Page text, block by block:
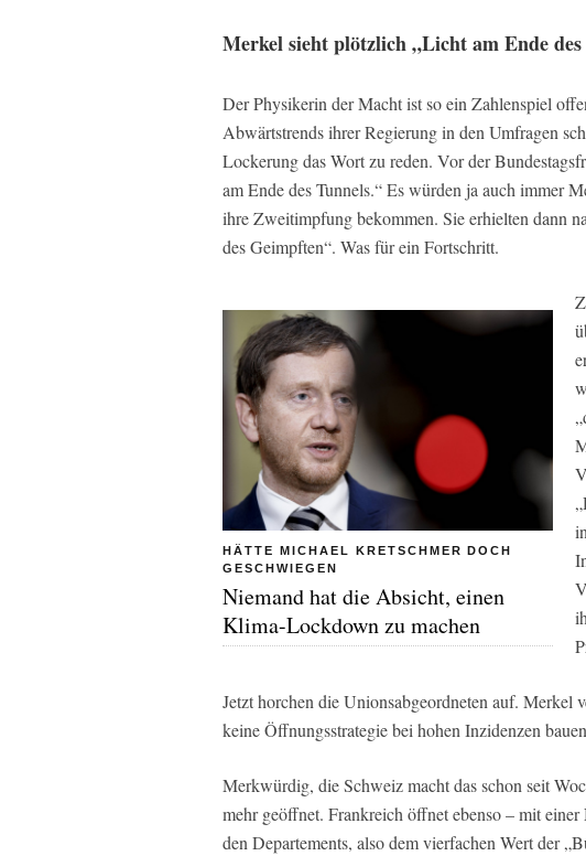
Merkel sieht plötzlich „Licht am Ende des
Der Physikerin der Macht ist so ein Zahlenspiel
Abwärtstrends ihrer Regierung in den Umfragen
Lockerung das Wort zu reden. Vor der
am Ende des Tunnels.“ Es würden ja auch immer
ihre Zweitimpfung bekommen. Sie erhielten dann
des Geimpften“. Was für ein Fortschritt.
HÄTTE MICHAEL KRETSCHMER DOCH
GESCHWIEGEN
Niemand hat die Absicht, einen
Klima-Lockdown zu machen
Jetzt horchen die Unionsabgeordneten auf. Merkel
keine Öffnungsstrategie bei hohen Inzidenzen
Merkwürdig, die Schweiz macht das schon seit
mehr geöffnet. Frankreich öffnet ebenso – mit
den Departements, also dem vierfachen Wert der